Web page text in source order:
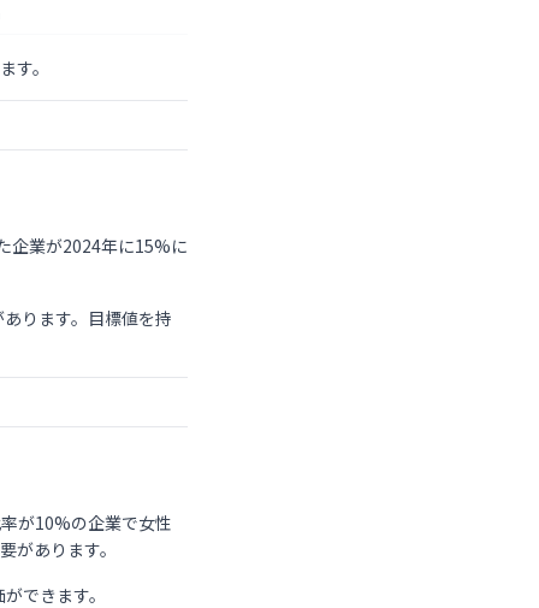
す。
企業が2024年に15%に
ります。目標値を持
が10%の企業で女性
があります。
できます。